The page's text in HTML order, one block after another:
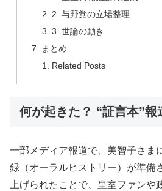
2. 与野党の立場整理
3. 世論の動き
まとめ
Related Posts
何が起きた？ “証言本”報
一部メディア報道で、美智子さま
録（オーラルヒストリー）が準備
上げられたことで、皇室ファン